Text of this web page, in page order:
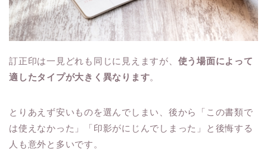
訂正印は一見どれも同じに見えますが、 使う場面によって
適したタイプが大きく異なります。
とりあえず安いものを選んでしまい、後から「この書類で
は使えなかった」「印影がにじんでしまった」と後悔する
人も意外と多いです。